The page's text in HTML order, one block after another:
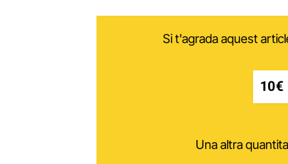
Si t'agrada aquest
10€
Una altra